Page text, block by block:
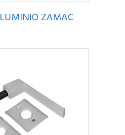
ZAMAC